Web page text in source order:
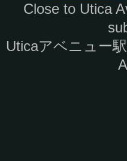
Close to Utica
Uticaアベニュー